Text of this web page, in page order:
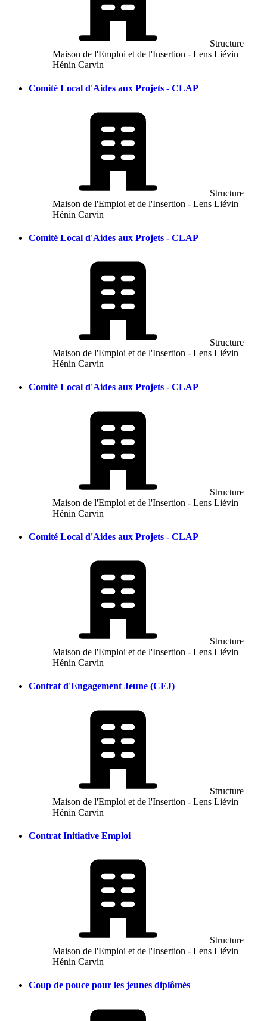
Structure
Maison de l'Emploi et de l'Insertion - Lens Liévin
Hénin Carvin
Comité Local d'Aides aux Projets - CLAP
Structure
Maison de l'Emploi et de l'Insertion - Lens Liévin
Hénin Carvin
Comité Local d'Aides aux Projets - CLAP
Structure
Maison de l'Emploi et de l'Insertion - Lens Liévin
Hénin Carvin
Comité Local d'Aides aux Projets - CLAP
Structure
Maison de l'Emploi et de l'Insertion - Lens Liévin
Hénin Carvin
Comité Local d'Aides aux Projets - CLAP
Structure
Maison de l'Emploi et de l'Insertion - Lens Liévin
Hénin Carvin
Contrat d'Engagement Jeune (CEJ)
Structure
Maison de l'Emploi et de l'Insertion - Lens Liévin
Hénin Carvin
Contrat Initiative Emploi
Structure
Maison de l'Emploi et de l'Insertion - Lens Liévin
Hénin Carvin
Coup de pouce pour les jeunes diplômés